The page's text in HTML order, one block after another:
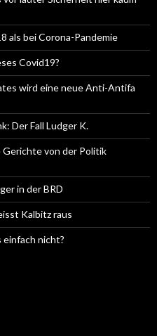
als bei Corona-Pandemie
Covid19?
wird eine neue Anti-Antifa
Der Fall Ludger K.
von der Politik
in der BRD
Kalbitz raus
einfach nicht?